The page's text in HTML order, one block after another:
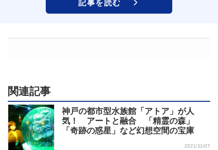
記事を読む
関連記事
神戸の都市型水族館「アトア」が人
気！ アートと融合 「精霊の森」
「奇跡の惑星」など幻想空間の宝庫
2021/11/07